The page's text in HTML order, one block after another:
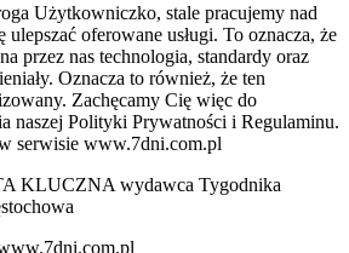
Użytkowniczko, stale pracujemy nad
ulepszać oferowane usługi. To oznacza, że
przez nas technologia, standardy oraz
Oznacza to również, że ten
Zachęcamy Cię więc do
naszej Polityki Prywatności i Regulaminu.
serwisie www.7dni.com.pl
KLUCZNA wydawca Tygodnika